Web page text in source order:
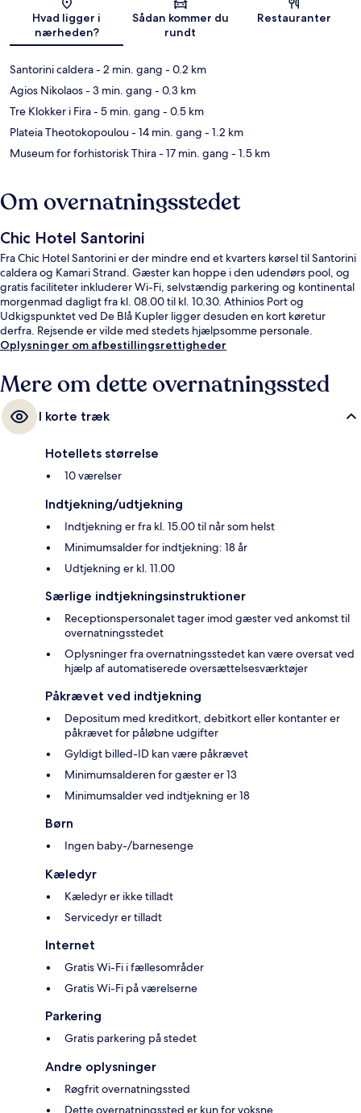
Kort
Hvad ligger i
nærheden?
Sådan kommer du
rundt
Restauranter
Santorini caldera- 2 min. gang - 0.2 km
Agios Nikolaos- 3 min. gang - 0.3 km
Tre Klokker i Fira- 5 min. gang - 0.5 km
Plateia Theotokopoulou- 14 min. gang - 1.2 km
Museum for forhistorisk Thira- 17 min. gang - 1.5 km
Om overnatningsstedet
Chic Hotel Santorini
Fra Chic Hotel Santorini er der mindre end et kvarters kørsel til Santorini
caldera og Kamari Strand. Gæster kan hoppe i den udendørs pool, og
gratis faciliteter inkluderer Wi-Fi, selvstændig parkering og kontinental
morgenmad dagligt fra kl. 08.00 til kl. 10.30. Athinios Port og
Udkigspunktet ved De Blå Kupler ligger desuden en kort køretur
derfra. Rejsende er vilde med stedets hjælpsomme personale.
Oplysninger om afbestillingsrettigheder
Mere om dette overnatningssted
I korte træk
Hotellets størrelse
10 værelser
Indtjekning/udtjekning
Indtjekning er fra kl. 15.00 til når som helst
Minimumsalder for indtjekning: 18 år
Udtjekning er kl. 11.00
Særlige indtjekningsinstruktioner
Receptionspersonalet tager imod gæster ved ankomst til
overnatningsstedet
Oplysninger fra overnatningsstedet kan være oversat ved
hjælp af automatiserede oversættelsesværktøjer
Påkrævet ved indtjekning
Depositum med kreditkort, debitkort eller kontanter er
påkrævet for påløbne udgifter
Gyldigt billed-ID kan være påkrævet
Minimumsalderen for gæster er 13
Minimumsalder ved indtjekning er 18
Børn
Ingen baby-/barnesenge
Kæledyr
Kæledyr er ikke tilladt
Servicedyr er tilladt
Internet
Gratis Wi-Fi i fællesområder
Gratis Wi-Fi på værelserne
Parkering
Gratis parkering på stedet
Andre oplysninger
Røgfrit overnatningssted
Dette overnatningssted er kun for voksne